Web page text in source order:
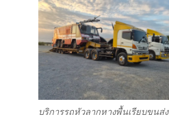
บริการรถหัวลากหางพื้นเรียบขนส่